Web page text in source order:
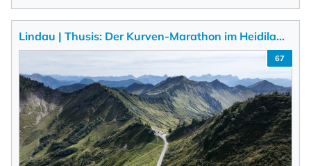
Lindau | Thusis: Der Kurven-Marathon im Heidila…
67